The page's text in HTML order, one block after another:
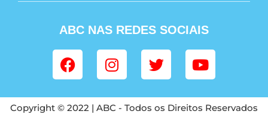
ABC NAS REDES SOCIAIS
Copyright © 2022 | ABC - Todos os Direitos Reservados